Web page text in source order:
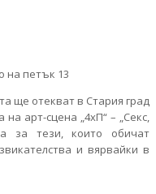
ще отекват в Стария град
арт-сцена „4хП“ – „Секс,
за тези, които обичат
и вярвайки в